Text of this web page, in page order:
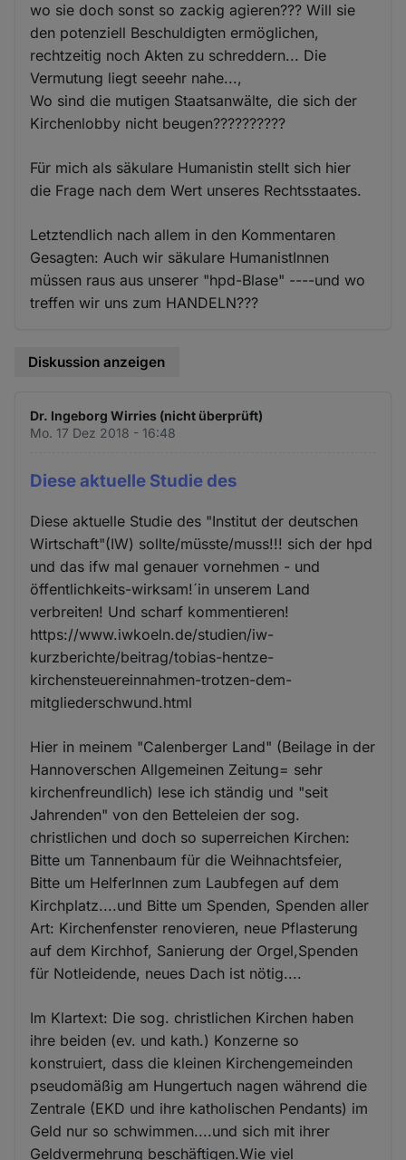
wo sie doch sonst so zackig agieren??? Will sie
den potenziell Beschuldigten ermöglichen,
rechtzeitig noch Akten zu schreddern... Die
Vermutung liegt seeehr nahe...,
Wo sind die mutigen Staatsanwälte, die sich der
Kirchenlobby nicht beugen??????????
Für mich als säkulare Humanistin stellt sich hier
die Frage nach dem Wert unseres Rechtsstaates.
Letztendlich nach allem in den Kommentaren
Gesagten: Auch wir säkulare HumanistInnen
müssen raus aus unserer "hpd-Blase" ----und wo
treffen wir uns zum HANDELN???
Diskussion anzeigen
Dr. Ingeborg Wirries (nicht überprüft)
Mo. 17 Dez 2018 - 16:48
Diese aktuelle Studie des
Diese aktuelle Studie des "Institut der deutschen
Wirtschaft"(IW) sollte/müsste/muss!!! sich der hpd
und das ifw mal genauer vornehmen - und
öffentlichkeits-wirksam!´in unserem Land
verbreiten! Und scharf kommentieren!
https://www.iwkoeln.de/studien/iw-
kurzberichte/beitrag/tobias-hentze-
kirchensteuereinnahmen-trotzen-dem-
mitgliederschwund.html
Hier in meinem "Calenberger Land" (Beilage in der
Hannoverschen Allgemeinen Zeitung= sehr
kirchenfreundlich) lese ich ständig und "seit
Jahrenden" von den Betteleien der sog.
christlichen und doch so superreichen Kirchen:
Bitte um Tannenbaum für die Weihnachtsfeier,
Bitte um HelferInnen zum Laubfegen auf dem
Kirchplatz....und Bitte um Spenden, Spenden aller
Art: Kirchenfenster renovieren, neue Pflasterung
auf dem Kirchhof, Sanierung der Orgel,Spenden
für Notleidende, neues Dach ist nötig....
Im Klartext: Die sog. christlichen Kirchen haben
ihre beiden (ev. und kath.) Konzerne so
konstruiert, dass die kleinen Kirchengemeinden
pseudomäßig am Hungertuch nagen während die
Zentrale (EKD und ihre katholischen Pendants) im
Geld nur so schwimmen....und sich mit ihrer
Geldvermehrung beschäftigen.Wie viel